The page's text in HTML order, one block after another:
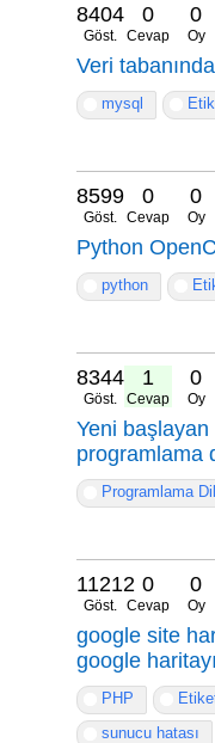
8404
Göst.
0
Cevap
0
Oy
Veri
mysql
8599
Göst.
0
Cevap
0
Oy
Python
python
8344
Göst.
1
Cevap
0
Oy
Yeni
programlama
Programlama
11212
Göst.
0
Cevap
0
Oy
google site
google
PHP
sunucu hatası